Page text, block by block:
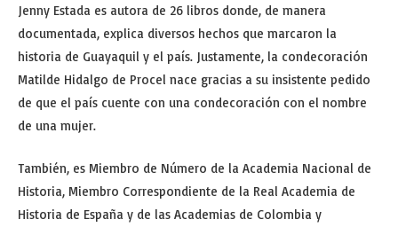
Jenny Estada es autora de 26 libros donde, de manera
documentada, explica diversos hechos que marcaron la
historia de Guayaquil y el país. Justamente, la condecoración
Matilde Hidalgo de Procel nace gracias a su insistente pedido
de que el país cuente con una condecoración con el nombre
de una mujer.
También, es Miembro de Número de la Academia Nacional de
Historia, Miembro Correspondiente de la Real Academia de
Historia de España y de las Academias de Colombia y